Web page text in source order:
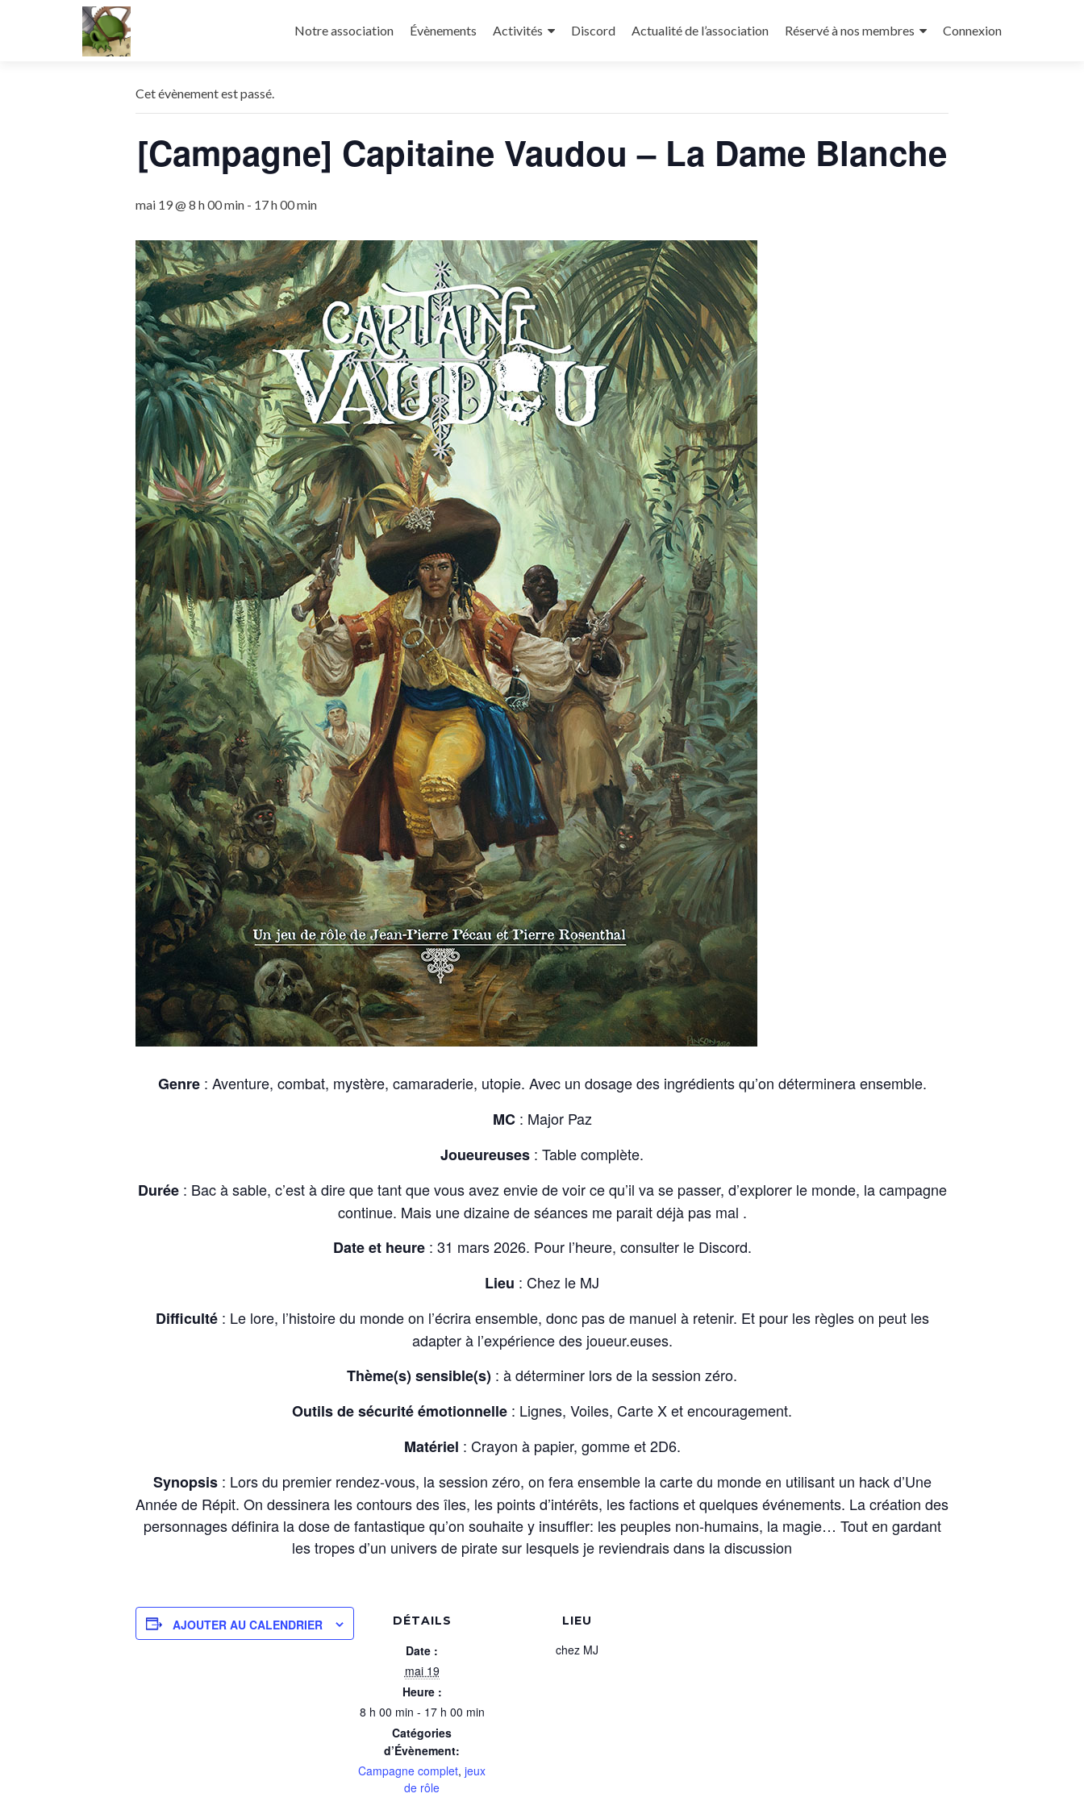
au
Notre association Évènements Activités Discord Actualité de l’association Réservé à nos membres Connexion
« Tous les Évènements
Cet évènement est passé.
[Campagne] Capitaine Vaudou – La Dame Blanche
mai 19 @ 8 h 00 min - 17 h 00 min
Genre: Aventure, combat, mystère, camaraderie, utopie. Avec un dosage des ingrédients qu’on déterminera ensemble.
MC: Major Paz
Joueureuses : Table complète.
Durée: Bac à sable, c’est à dire que tant que vous avez envie de voir ce qu’il va se passer, d’explorer le monde, la campagne
continue. Mais une dizaine de séances me parait déjà pas mal .
Date et heure: 31 mars 2026. Pour l’heure, consulter le Discord.
Lieu : Chez le MJ
Difficulté: Le lore, l’histoire du monde on l’écrira ensemble, donc pas de manuel à retenir. Et pour les règles on peut les
adapter à l’expérience des joueur.euses.
Thème(s) sensible(s) : à déterminer lors de la session zéro.
Outils de sécurité émotionnelle : Lignes, Voiles, Carte X et encouragement.
Matériel : Crayon à papier, gomme et 2D6.
Synopsis: Lors du premier rendez-vous, la session zéro, on fera ensemble la carte du monde en utilisant un hack d’Une
Année de Répit. On dessinera les contours des îles, les points d’intérêts, les factions et quelques événements. La création des
personnages définira la dose de fantastique qu’on souhaite y insuffler: les peuples non-humains, la magie… Tout en gardant
les tropes d’un univers de pirate sur lesquels je reviendrais dans la discussion
AJOUTER AU CALENDRIER DÉTAILS
Date :
mai 19
Heure :
8 h 00 min - 17 h 00 min
Catégories
d’Évènement:
Campagne complet, jeux
de rôle
LIEU
chez MJ